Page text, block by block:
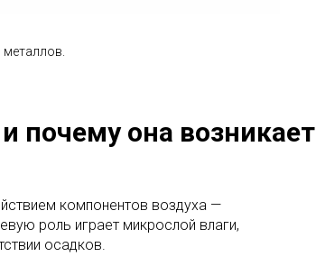
почему она возникает
компонентов воздуха —
роль играет микрослой влаги,
осадков.